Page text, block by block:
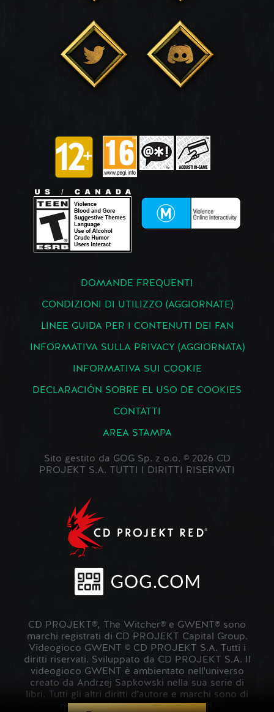
DOMANDE FREQUENTI
CONDIZIONI DI UTILIZZO (AGGIORNATE)
LINEE GUIDA PER I CONTENUTI DEI FAN
INFORMATIVA SULLA PRIVACY (AGGIORNATA)
INFORMATIVA SUI COOKIE
DECLARACIÓN SOBRE EL USO DE COOKIES
CONTATTI
AREA STAMPA
Sito gestito da GOG Sp. z o.o. © 2026 CD
PROJEKT S.A. TUTTI I DIRITTI RISERVATI
CD PROJEKT®, The Witcher® e GWENT® sono
marchi registrati di CD PROJEKT Capital Group.
Videogioco GWENT © CD PROJEKT S.A. Tutti i
diritti riservati. Sviluppato da CD PROJEKT S.A. Il
videogioco GWENT è ambientato nell'universo
creato da Andrzej Sapkowski nella sua serie di
libri. Tutti gli altri diritti d'autore e marchi sono di
proprietà dei rispettivi proprietari.